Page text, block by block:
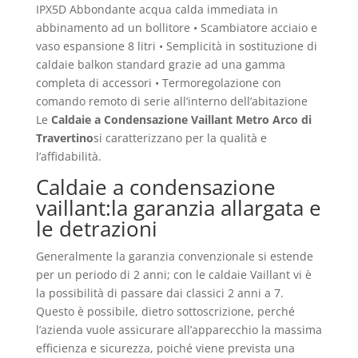
IPX5D Abbondante acqua calda immediata in
abbinamento ad un bollitore • Scambiatore acciaio e
vaso espansione 8 litri • Semplicità in sostituzione di
caldaie balkon standard grazie ad una gamma
completa di accessori • Termoregolazione con
comando remoto di serie all’interno dell’abitazione
Le Caldaie a Condensazione Vaillant Metro Arco di
Travertinosi caratterizzano per la qualità e
l’affidabilità.
Caldaie a condensazione
vaillant:la garanzia allargata e
le detrazioni
Generalmente la garanzia convenzionale si estende
per un periodo di 2 anni; con le caldaie Vaillant vi è
la possibilità di passare dai classici 2 anni a 7.
Questo è possibile, dietro sottoscrizione, perché
l’azienda vuole assicurare all’apparecchio la massima
efficienza e sicurezza, poiché viene prevista una